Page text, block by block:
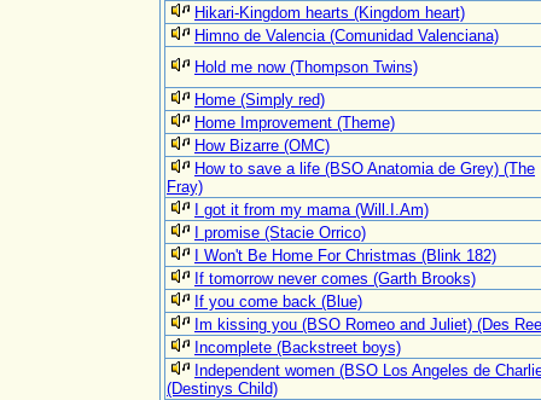
Hikari-Kingdom hearts (Kingdom heart)
Himno de Valencia (Comunidad Valenciana)
Hold me now (Thompson Twins)
Home (Simply red)
Home Improvement (Theme)
How Bizarre (OMC)
How to save a life (BSO Anatomia de Grey) (The
Fray)
I got it from my mama (Will.I.Am)
I promise (Stacie Orrico)
I Won't Be Home For Christmas (Blink 182)
If tomorrow never comes (Garth Brooks)
If you come back (Blue)
Im kissing you (BSO Romeo and Juliet) (Des
Incomplete (Backstreet boys)
Independent women (BSO Los Angeles de
(Destinys Child)